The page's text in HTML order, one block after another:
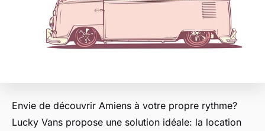
Envie de découvrir Amiens à votre propre rythme?
Lucky Vans propose une solution idéale: la location